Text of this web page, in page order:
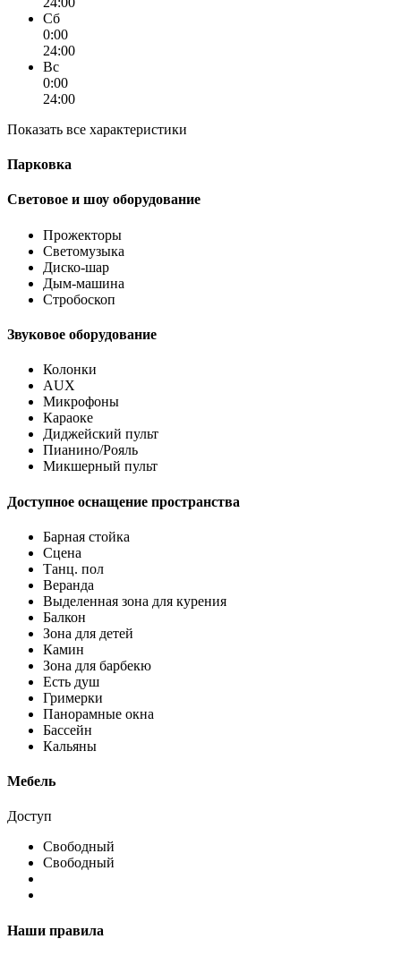
Сб
0:00
24:00
Вс
0:00
24:00
Показать все характеристики
Парковка
Световое и шоу оборудование
Прожекторы
Светомузыка
Диско-шар
Дым-машина
Стробоскоп
Звуковое оборудование
Колонки
AUX
Микрофоны
Караоке
Диджейский пульт
Пианино/Рояль
Микшерный пульт
Доступное оснащение пространства
Барная стойка
Сцена
Танц. пол
Веранда
Выделенная зона для курения
Балкон
Зона для детей
Камин
Зона для барбекю
Есть душ
Гримерки
Панорамные окна
Бассейн
Кальяны
Мебель
Доступ
Свободный
Свободный
Наши правила